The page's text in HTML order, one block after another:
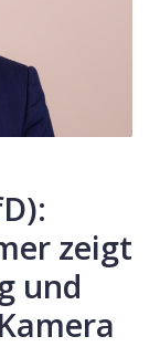
zeigt
und